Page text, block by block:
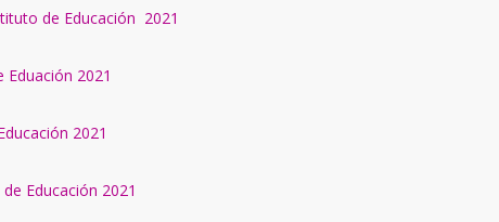
de Educación 2021
2021
2021
Educación 2021